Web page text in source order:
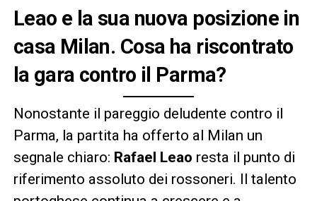
Leao e la sua nuova posizione in
casa Milan. Cosa ha riscontrato
la gara contro il Parma?
Nonostante il pareggio deludente contro il
Parma, la partita ha offerto al Milan un
segnale chiaro: Rafael Leao resta il punto di
riferimento assoluto dei rossoneri. Il talento